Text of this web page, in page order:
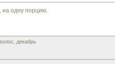
на одну порцию.
декабрь